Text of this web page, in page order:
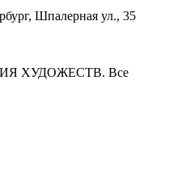
Шпалерная ул., 35
ХУДОЖЕСТВ. Все